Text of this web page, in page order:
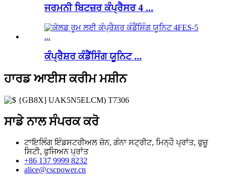
ਜਰਮਨੀ ਬਿਟਜ਼ਰ ਕੰਪ੍ਰੈਸਰ 4 ...
ਕੰਪ੍ਰੈਸ਼ਰ ਕੰਡੈਂਸਿੰਗ ਯੂਨਿਟ ...
ਹਾਰਡ ਆਈਸ ਕਰੀਮ ਮਸ਼ੀਨ
ਸਾਡੇ ਨਾਲ ਸੰਪਰਕ ਕਰੋ
ਟਾਇਲਿੰਗ ਇੰਡਸਟਰੀਅਲ ਜ਼ੋਨ, ਗੰਨਾ ਸਟ੍ਰੀਟ, ਮਿਨ੍ਹੌ ਪ੍ਰਾਂਤ, ਫੁਜ਼ੂ
ਸਿਟੀ, ਫੁਜਿਅਨ ਪ੍ਰਾਂਤ
+86 137 9999 8232
alice@cscpower.cn